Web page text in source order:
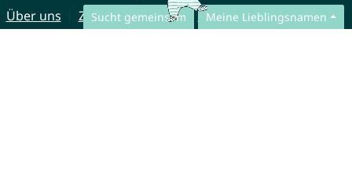
Sucht gemeinsam Meine Lieblingsnamen
Über uns
Zusammenarbeit Impressum